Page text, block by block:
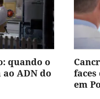
quando o
ADN do
em